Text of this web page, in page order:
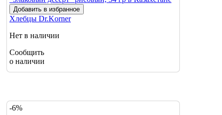
Добавить в избранное
Хлебцы Dr.Korner
Нет в наличии
Сообщить
о наличии
-6%